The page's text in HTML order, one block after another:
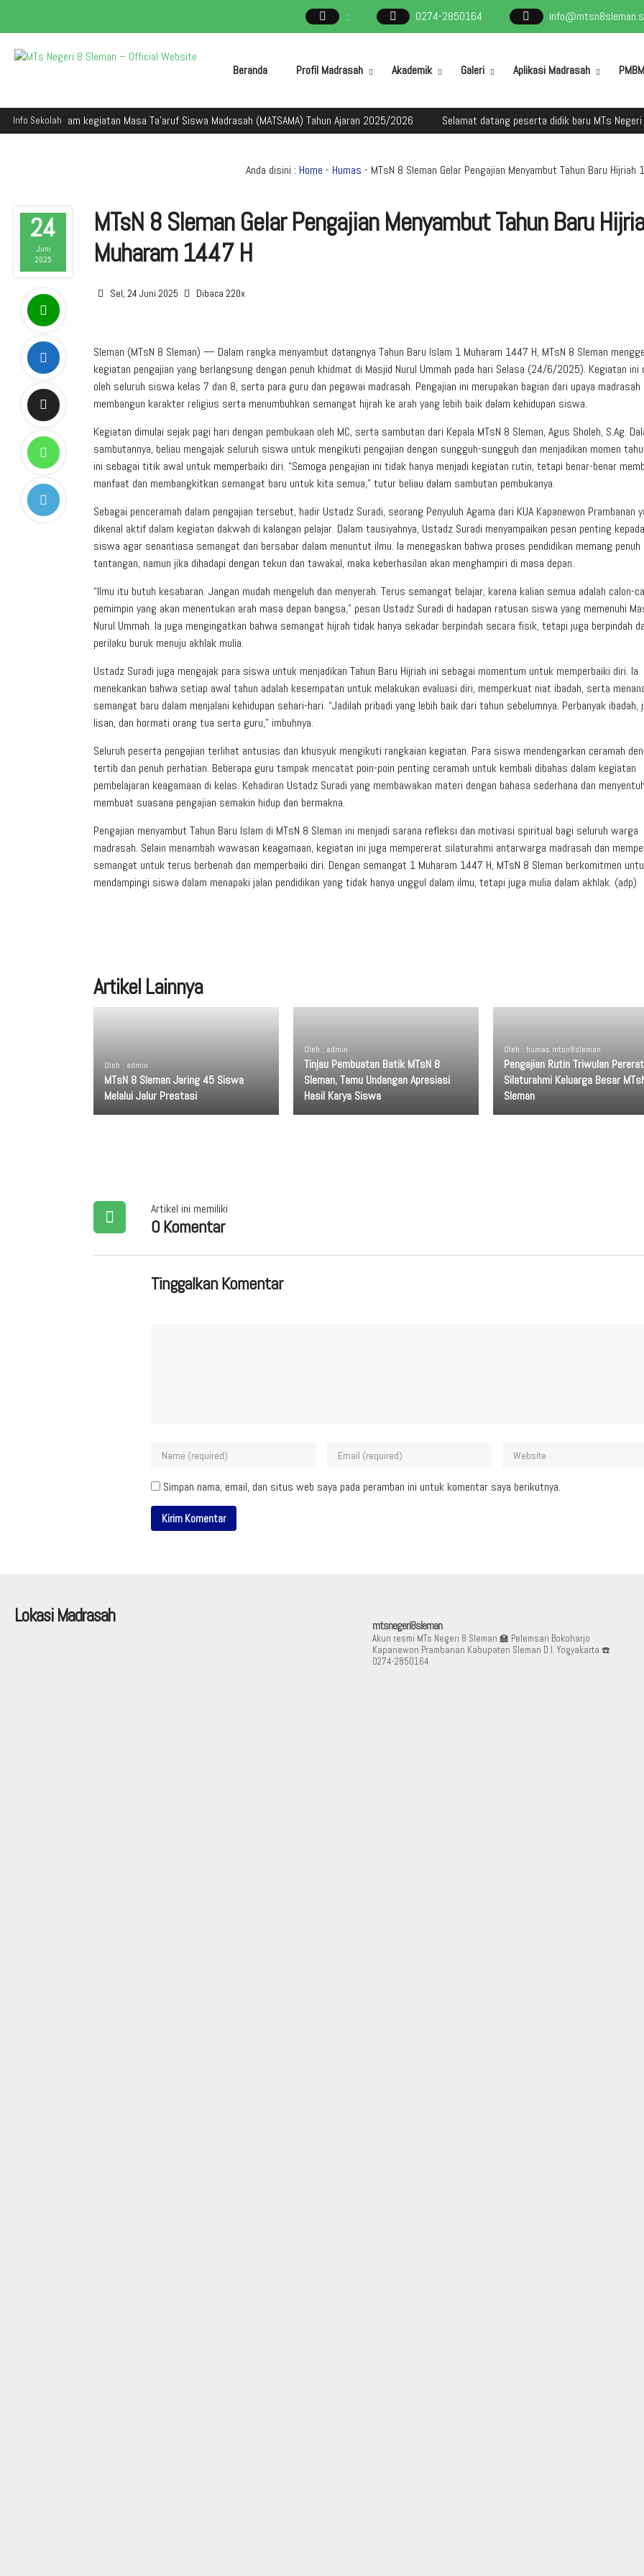
:: 0274-2850164
Beranda Profil Madrasah Akademik Galeri Aplikasi Madrasah PMBM
Info Sekolah
kegiatan Masa Ta'aruf Siswa Madrasah (MATSAMA) Tahun Ajaran 2025/2026 Selamat datang peserta didik baru MTs Negeri 8 Sleman
Anda disini : Home - Humas - MTsN 8 Sleman Gelar Pengajian Menyambut Tahun Baru Hijriah
24
Juni
2025
MTsN 8 Sleman Gelar Pengajian Menyambut Tahun Baru
Muharam 1447 H
Sel, 24 Juni 2025 Dibaca 220x
Sleman (MTsN 8 Sleman) — Dalam rangka menyambut datangnya Tahun Baru Islam 1 Muharam 1447 H, MTsN 8 Sleman
kegiatan pengajian yang berlangsung dengan penuh khidmat di Masjid Nurul Ummah pada hari Selasa (24/6/2025). Kegiatan ini
oleh seluruh siswa kelas 7 dan 8, serta para guru dan pegawai madrasah. Pengajian ini merupakan bagian dari upaya madrasah
membangun karakter religius serta menumbuhkan semangat hijrah ke arah yang lebih baik dalam kehidupan siswa.
Kegiatan dimulai sejak pagi hari dengan pembukaan oleh MC, serta sambutan dari Kepala MTsN 8 Sleman, Agus Sholeh, S.Ag.
sambutannya, beliau mengajak seluruh siswa untuk mengikuti pengajian dengan sungguh-sungguh dan menjadikan momen
ini sebagai titik awal untuk memperbaiki diri. “Semoga pengajian ini tidak hanya menjadi kegiatan rutin, tetapi benar-benar
manfaat dan membangkitkan semangat baru untuk kita semua,” tutur beliau dalam sambutan pembukanya.
Sebagai penceramah dalam pengajian tersebut, hadir Ustadz Suradi, seorang Penyuluh Agama dari KUA Kapanewon Prambanan
dikenal aktif dalam kegiatan dakwah di kalangan pelajar. Dalam tausiyahnya, Ustadz Suradi menyampaikan pesan penting
siswa agar senantiasa semangat dan bersabar dalam menuntut ilmu. Ia menegaskan bahwa proses pendidikan memang penuh
tantangan, namun jika dihadapi dengan tekun dan tawakal, maka keberhasilan akan menghampiri di masa depan.
“Ilmu itu butuh kesabaran. Jangan mudah mengeluh dan menyerah. Terus semangat belajar, karena kalian semua adalah calon-
pemimpin yang akan menentukan arah masa depan bangsa,” pesan Ustadz Suradi di hadapan ratusan siswa yang memenuhi
Nurul Ummah. Ia juga mengingatkan bahwa semangat hijrah tidak hanya sekadar berpindah secara fisik, tetapi juga berpindah
perilaku buruk menuju akhlak mulia.
Ustadz Suradi juga mengajak para siswa untuk menjadikan Tahun Baru Hijriah ini sebagai momentum untuk memperbaiki diri. Ia
menekankan bahwa setiap awal tahun adalah kesempatan untuk melakukan evaluasi diri, memperkuat niat ibadah, serta
semangat baru dalam menjalani kehidupan sehari-hari. “Jadilah pribadi yang lebih baik dari tahun sebelumnya. Perbanyak ibadah,
lisan, dan hormati orang tua serta guru,” imbuhnya.
Seluruh peserta pengajian terlihat antusias dan khusyuk mengikuti rangkaian kegiatan. Para siswa mendengarkan ceramah
tertib dan penuh perhatian. Beberapa guru tampak mencatat poin-poin penting ceramah untuk kembali dibahas dalam kegiatan
pembelajaran keagamaan di kelas. Kehadiran Ustadz Suradi yang membawakan materi dengan bahasa sederhana dan
membuat suasana pengajian semakin hidup dan bermakna.
Pengajian menyambut Tahun Baru Islam di MTsN 8 Sleman ini menjadi sarana refleksi dan motivasi spiritual bagi seluruh warga
madrasah. Selain menambah wawasan keagamaan, kegiatan ini juga mempererat silaturahmi antarwarga madrasah dan
semangat untuk terus berbenah dan memperbaiki diri. Dengan semangat 1 Muharam 1447 H, MTsN 8 Sleman berkomitmen
mendampingi siswa dalam menapaki jalan pendidikan yang tidak hanya unggul dalam ilmu, tetapi juga mulia dalam akhlak. (adp)
Artikel Lainnya
Oleh : admin
MTsN 8 Sleman Jaring 45 Siswa
Melalui Jalur Prestasi
Oleh : admin
Tinjau Pembuatan Batik MTsN 8
Sleman, Tamu Undangan Apresiasi
Hasil Karya Siswa
Oleh : humas mtsn8sleman
Pengajian Rutin Triwulan Pererat
Silaturahmi Keluarga Besar
Sleman
Artikel ini memiliki
0 Komentar
Tinggalkan Komentar
Simpan nama, email, dan situs web saya pada peramban ini untuk komentar saya berikutnya.
Lokasi Madrasah mtsnegeri8sleman
Akun resmi MTs Negeri 8 Sleman 🏫 Pelemsari Bokoharjo
Kapanewon Prambanan Kabupaten Sleman D.I. Yogyakarta ☎️
0274-2850164